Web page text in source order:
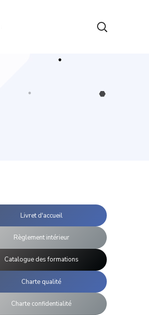
Livret d'accueil
Règlement intérieur
Catalogue des formations
Charte qualité
Charte confidentialité